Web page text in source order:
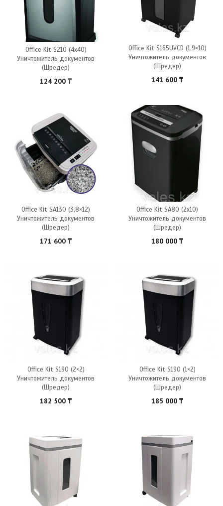
Office Kit S210 (4х40)
Уничтожитель документов
(Шредер)
124 200 ₸
Office Kit S165UVCD (1,9×10)
Уничтожитель документов
(Шредер)
141 600 ₸
Office Kit SA130 (3,8×12)
Уничтожитель документов
(Шредер)
171 600 ₸
Office Kit SA80 (2х10)
Уничтожитель документов
(Шредер)
180 000 ₸
Office Kit S190 (2×2)
Уничтожитель документов
(Шредер)
182 500 ₸
Office Kit S190 (1×2)
Уничтожитель документов
(Шредер)
185 000 ₸